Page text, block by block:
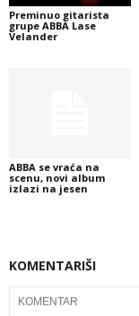
Preminuo gitarista
grupe ABBA Lase
Velander
ABBA se vraća na
scenu, novi album
izlazi na jesen
KOMENTARIŠI